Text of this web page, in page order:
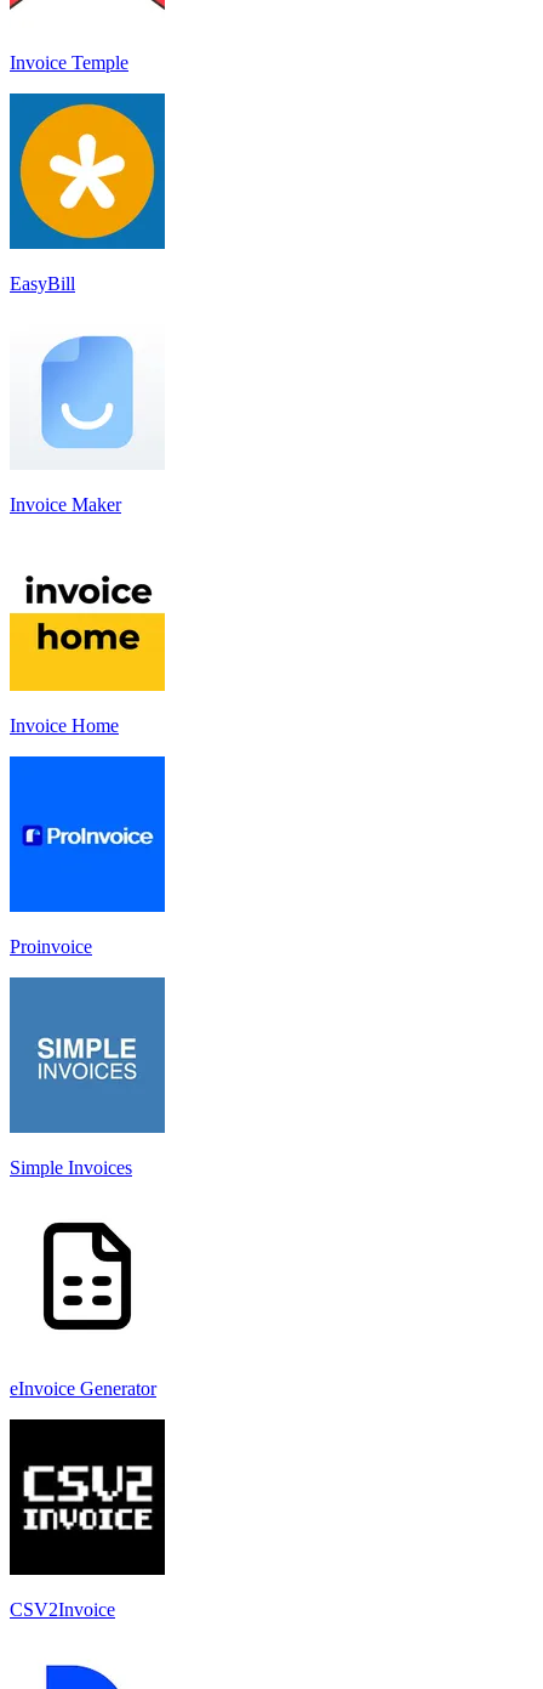
Invoice Temple
EasyBill
Invoice Maker
Invoice Home
Proinvoice
Simple Invoices
eInvoice Generator
CSV2Invoice